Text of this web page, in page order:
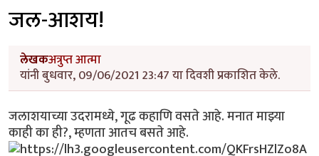
जल-आशय!
लेखकअत्रुप्त आत्मा
यांनी बुधवार, 09/06/2021 23:47 या दिवशी प्रकाशित केले.
जलाशयाच्या उदरामध्ये, गूढ कहाणि वसते आहे. मनात माझ्या
काही का ही?, म्हणता आतच बसते आहे.